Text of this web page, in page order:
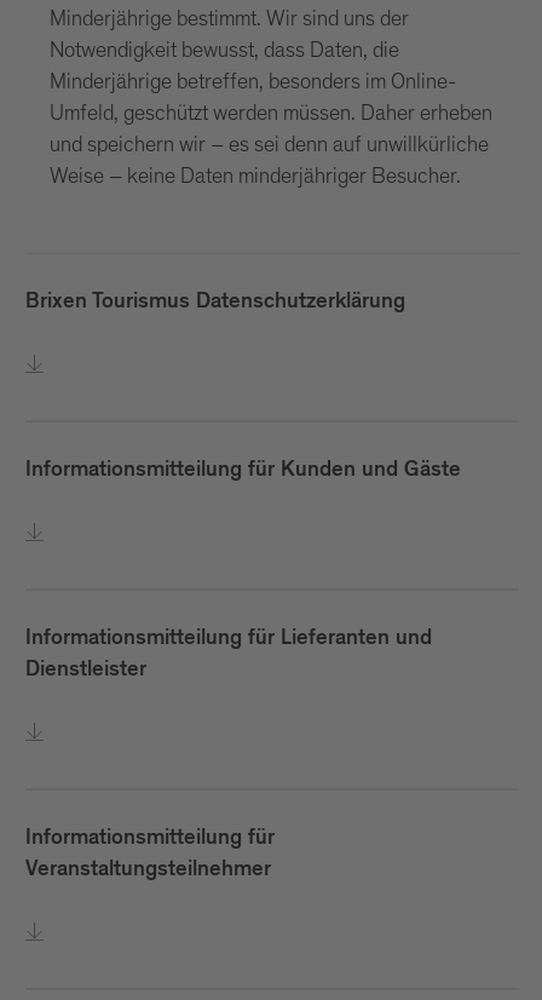
Minderjährige bestimmt. Wir sind uns der
Notwendigkeit bewusst, dass Daten, die
Minderjährige betreffen, besonders im Online-
Umfeld, geschützt werden müssen. Daher erheben
und speichern wir – es sei denn auf unwillkürliche
Weise – keine Daten minderjähriger Besucher.
Brixen Tourismus Datenschutzerklärung
Informationsmitteilung für Kunden und Gäste
Informationsmitteilung für Lieferanten und
Dienstleister
Informationsmitteilung für
Veranstaltungsteilnehmer